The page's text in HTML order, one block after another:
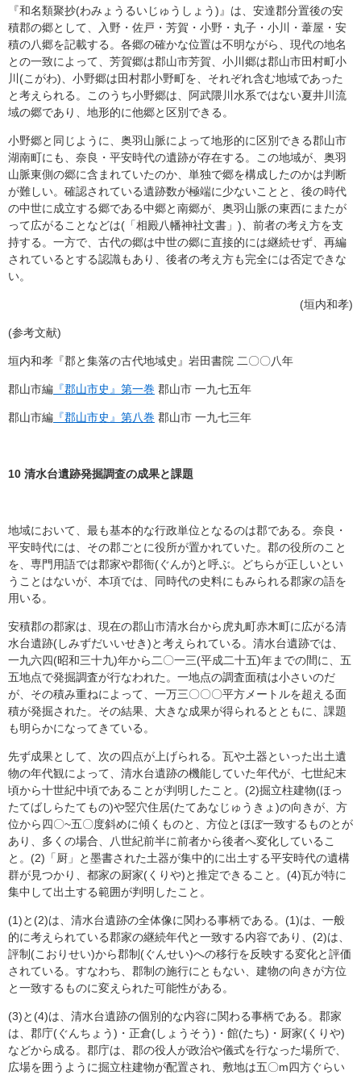
『和名類聚抄(わみょうるいじゅうしょう)』は、安達郡分置後の安
積郡の郷として、入野・佐戸・芳賀・小野・丸子・小川・葦屋・安
積の八郷を記載する。各郷の確かな位置は不明ながら、現代の地名
との一致によって、芳賀郷は郡山市芳賀、小川郷は郡山市田村町小
川(こがわ)、小野郷は田村郡小野町を、それぞれ含む地域であった
と考えられる。このうち小野郷は、阿武隈川水系ではない夏井川流
域の郷であり、地形的に他郷と区別できる。
小野郷と同じように、奥羽山脈によって地形的に区別できる郡山市
湖南町にも、奈良・平安時代の遺跡が存在する。この地域が、奥羽
山脈東側の郷に含まれていたのか、単独で郷を構成したのかは判断
が難しい。確認されている遺跡数が極端に少ないことと、後の時代
の中世に成立する郷である中郷と南郷が、奥羽山脈の東西にまたが
って広がることなどは(「相殿八幡神社文書」)、前者の考え方を支
持する。一方で、古代の郷は中世の郷に直接的には継続せず、再編
されているとする認識もあり、後者の考え方も完全には否定できな
い。
(垣内和孝)
(参考文献)
垣内和孝『郡と集落の古代地域史』岩田書院 二〇〇八年
郡山市編 『郡山市史』第一巻 郡山市 一九七五年
郡山市編 『郡山市史』第八巻 郡山市 一九七三年
10 清水台遺跡発掘調査の成果と課題
地域において、最も基本的な行政単位となるのは郡である。奈良・
平安時代には、その郡ごとに役所が置かれていた。郡の役所のこと
を、専門用語では郡家や郡衙(ぐんが)と呼ぶ。どちらが正しいとい
うことはないが、本項では、同時代の史料にもみられる郡家の語を
用いる。
安積郡の郡家は、現在の郡山市清水台から虎丸町赤木町に広がる清
水台遺跡(しみずだいいせき)と考えられている。清水台遺跡では、
一九六四(昭和三十九)年から二〇一三(平成二十五)年までの間に、五
五地点で発掘調査が行なわれた。一地点の調査面積は小さいのだ
が、その積み重ねによって、一万三〇〇〇平方メートルを超える面
積が発掘された。その結果、大きな成果が得られるとともに、課題
も明らかになってきている。
先ず成果として、次の四点が上げられる。瓦や土器といった出土遺
物の年代観によって、清水台遺跡の機能していた年代が、七世紀末
頃から十世紀中頃であることが判明したこと。(2)掘立柱建物(ほっ
たてばしらたてもの)や竪穴住居(たてあなじゅうきょ)の向きが、方
位から四〇~五〇度斜めに傾くものと、方位とほぼ一致するものとが
あり、多くの場合、八世紀前半に前者から後者へ変化しているこ
と。(2)「厨」と墨書された土器が集中的に出土する平安時代の遺構
群が見つかり、都家の厨家(くりや)と推定できること。(4)瓦が特に
集中して出土する範囲が判明したこと。
(1)と(2)は、清水台遺跡の全体像に関わる事柄である。(1)は、一般
的に考えられている郡家の継続年代と一致する内容であり、(2)は、
評制(こおりせい)から郡制(ぐんせい)への移行を反映する変化と評価
されている。すなわち、郡制の施行にともない、建物の向きが方位
と一致するものに変えられた可能性がある。
(3)と(4)は、清水台遺跡の個別的な内容に関わる事柄である。郡家
は、郡庁(ぐんちょう)・正倉(しょうそう)・館(たち)・厨家(くりや)
などから成る。郡庁は、郡の役人が政治や儀式を行なった場所で、
広場を囲うように掘立柱建物が配置され、敷地は五〇m四方ぐらい